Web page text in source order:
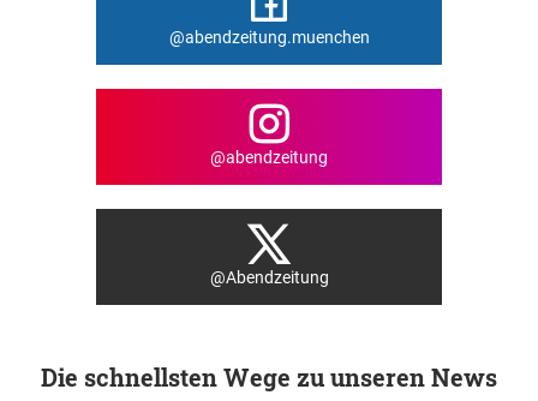
@abendzeitung.muenchen
@abendzeitung
@Abendzeitung
Die schnellsten Wege zu unseren News